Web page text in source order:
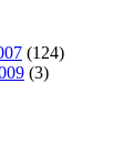
(124)
(3)